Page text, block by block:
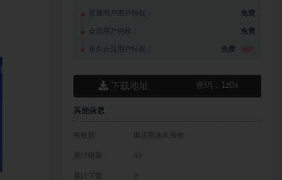
普通用户用户特权： 免费
会员用户特权： 免费
永久会员用户特权： 免费
下载地址 密码： 1z0x
其他信息
有效期 购买后永久有效
累计销量 49
累计下载 9